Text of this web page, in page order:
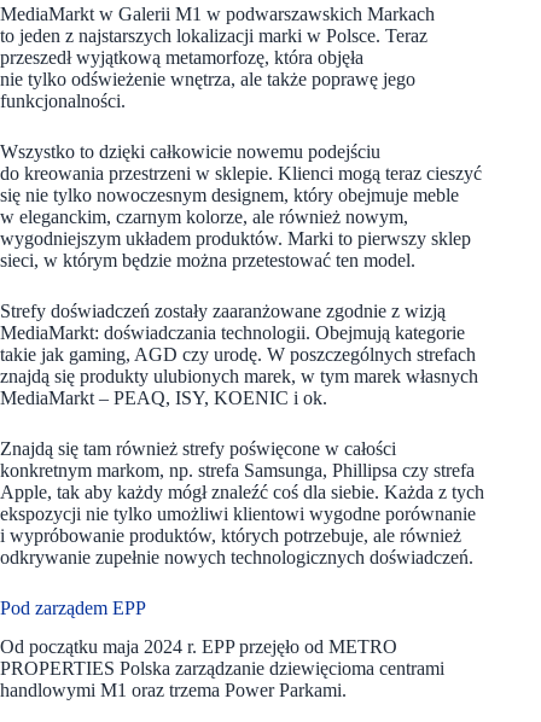
MediaMarkt w Galerii M1 w podwarszawskich Markach
to jeden z najstarszych lokalizacji marki w Polsce. Teraz
przeszedł wyjątkową metamorfozę, która objęła
nie tylko odświeżenie wnętrza, ale także poprawę jego
funkcjonalności.
Wszystko to dzięki całkowicie nowemu podejściu
do kreowania przestrzeni w sklepie. Klienci mogą teraz cieszyć
się nie tylko nowoczesnym designem, który obejmuje meble
w eleganckim, czarnym kolorze, ale również nowym,
wygodniejszym układem produktów. Marki to pierwszy sklep
sieci, w którym będzie można przetestować ten model.
Strefy doświadczeń zostały zaaranżowane zgodnie z wizją
MediaMarkt: doświadczania technologii. Obejmują kategorie
takie jak gaming, AGD czy urodę. W poszczególnych strefach
znajdą się produkty ulubionych marek, w tym marek własnych
MediaMarkt – PEAQ, ISY, KOENIC i ok.
Znajdą się tam również strefy poświęcone w całości
konkretnym markom, np. strefa Samsunga, Phillipsa czy strefa
Apple, tak aby każdy mógł znaleźć coś dla siebie. Każda z tych
ekspozycji nie tylko umożliwi klientowi wygodne porównanie
i wypróbowanie produktów, których potrzebuje, ale również
odkrywanie zupełnie nowych technologicznych doświadczeń.
Pod zarządem EPP
Od początku maja 2024 r. EPP przejęło od METRO
PROPERTIES Polska zarządzanie dziewięcioma centrami
handlowymi M1 oraz trzema Power Parkami.